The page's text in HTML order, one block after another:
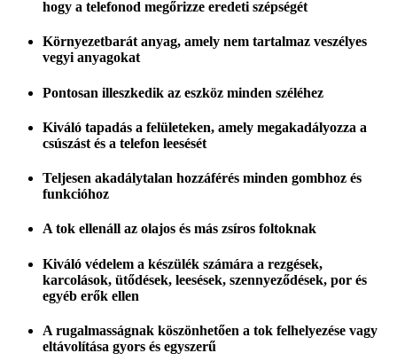
hogy a telefonod megőrizze eredeti szépségét
Környezetbarát anyag, amely nem tartalmaz veszélyes
vegyi anyagokat
Pontosan illeszkedik az eszköz minden széléhez
Kiváló tapadás a felületeken, amely megakadályozza a
csúszást és a telefon leesését
Teljesen akadálytalan hozzáférés minden gombhoz és
funkcióhoz
A tok ellenáll az olajos és más zsíros foltoknak
Kiváló védelem a készülék számára a rezgések,
karcolások, ütődések, leesések, szennyeződések, por és
egyéb erők ellen
A rugalmasságnak köszönhetően a tok felhelyezése vagy
eltávolítása gyors és egyszerű